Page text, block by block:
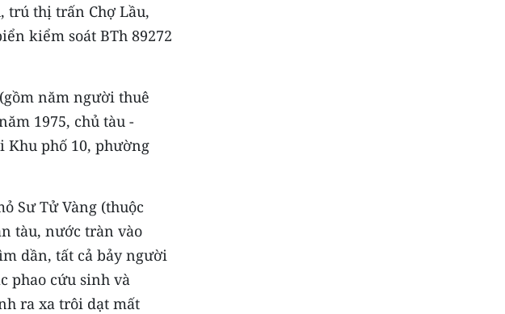
trú thị trấn Chợ Lầu,
kiểm soát BTh 89272
năm người thuê
1975, chủ tàu -
Khu phố 10, phường
Sư Tử Vàng (thuộc
tàu, nước tràn vào
dần, tất cả bảy người
phao cứu sinh và
ra xa trôi dạt mất